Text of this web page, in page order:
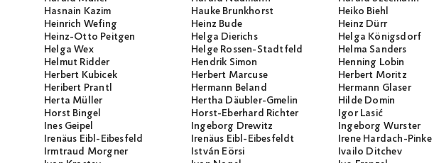
Hasnain Kazim Hauke Brunkhorst
Heiko Biehl
Heinrich Wefing Heinz Bude
Heinz Dürr
Heinz-Otto Peitgen Helga Dierichs
Helga Königsdorf
Helga Wex Helge Rossen-Stadtfeld
Helma Sanders
Helmut Ridder Hendrik Simon
Henning Lobin
Herbert Kubicek Herbert Marcuse
Herbert Moritz
Heribert Prantl Hermann Beland
Hermann Glaser
Herta Müller Hertha Däubler-Gmelin
Hilde Domin
Horst Bingel Horst-Eberhard Richter
Igor Lasić
Ines Geipel Ingeborg Drewitz
Ingeborg Wurster
Irenäus Eibl-Eibesfeld Irenäus Eibl-Eibesfeldt
Irene Hardach-Pinke
Irmtraud Morgner István Eörsi
Ivailo Ditchev